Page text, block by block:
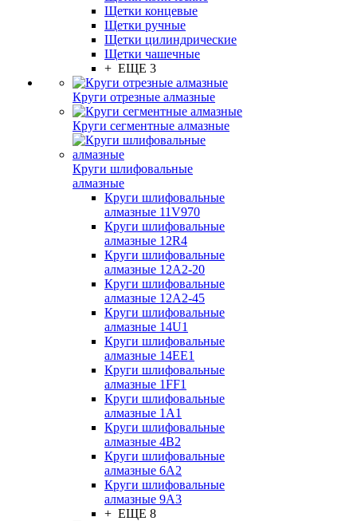
Щетки концевые
Щетки ручные
Щетки цилиндрические
Щетки чашечные
+ ЕЩЕ 3
Круги отрезные алмазные
Круги сегментные алмазные
Круги шлифовальные
алмазные
Круги шлифовальные
алмазные 11V970
Круги шлифовальные
алмазные 12R4
Круги шлифовальные
алмазные 12А2-20
Круги шлифовальные
алмазные 12А2-45
Круги шлифовальные
алмазные 14U1
Круги шлифовальные
алмазные 14ЕЕ1
Круги шлифовальные
алмазные 1FF1
Круги шлифовальные
алмазные 1А1
Круги шлифовальные
алмазные 4В2
Круги шлифовальные
алмазные 6A2
Круги шлифовальные
алмазные 9А3
+ ЕЩЕ 8